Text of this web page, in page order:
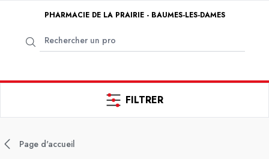
PHARMACIE DE LA PRAIRIE - BAUMES-LES-DAMES
FILTRER
Page d'accueil